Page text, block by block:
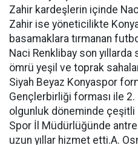
Zahir kardeşlerin içinde
Zahir ise yöneticilikte
basamaklara tırmanan
Naci Renklibay son
ömrü yeşil ve toprak
Siyah Beyaz Konyaspor
Gençlerbirliği forması ile 2.
olgunluk döneminde
Spor İl Müdürlüğünde
uzun yıllar hizmet etti.A.